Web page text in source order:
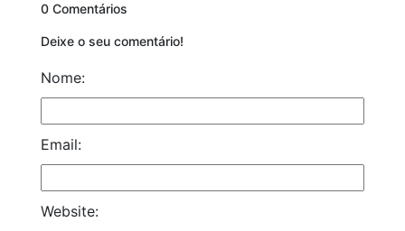
0 Comentários
Deixe o seu comentário!
Nome:
Email:
Website: